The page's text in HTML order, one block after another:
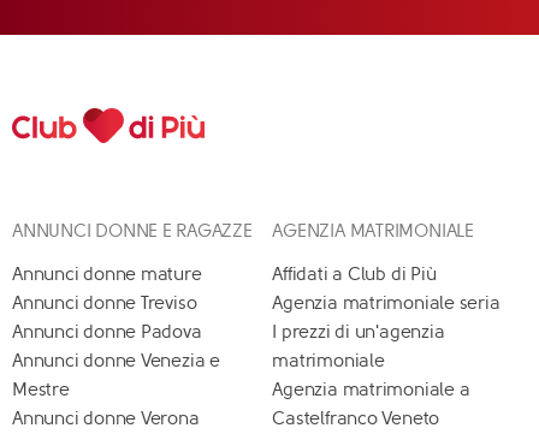
ANNUNCI DONNE E RAGAZZE
Annunci donne mature
Annunci donne Treviso
Annunci donne Padova
Annunci donne Venezia e
Mestre
Annunci donne Verona
AGENZIA MATRIMONIALE
Affidati a Club di Più
Agenzia matrimoniale seria
I prezzi di un'agenzia
matrimoniale
Agenzia matrimoniale a
Castelfranco Veneto